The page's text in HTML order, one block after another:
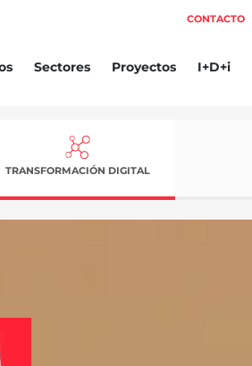
CONTACTO
Sectores Proyectos I+D+i
TRANSFORMACIÓN DIGITAL